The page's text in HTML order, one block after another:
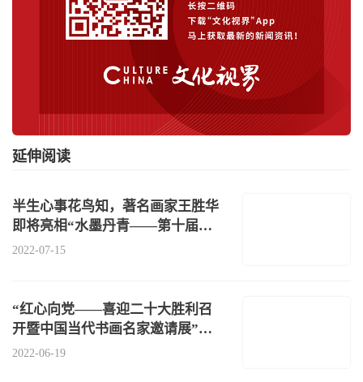
延伸阅读
半生心事花鸟知，著名画家王胜华
即将亮相“水墨丹青——第十届济
南泉水
2022-07-15
“红心向党——喜迎二十大胜利召
开暨中国当代书画名家邀请展”即
将开幕
2022-06-19